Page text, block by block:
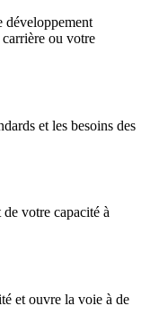
développement
ou votre
et les besoins des
votre capacité à
et ouvre la voie à de